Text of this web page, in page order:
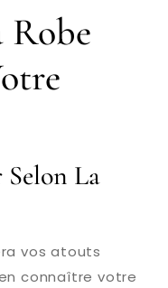
Robe
La
vos atouts
connaître votre